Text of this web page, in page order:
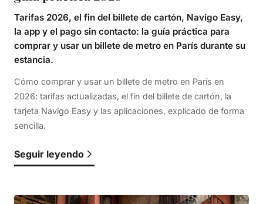
Tarifas 2026, el fin del billete de cartón, Navigo Easy,
la app y el pago sin contacto: la guía práctica para
comprar y usar un billete de metro en París durante su
estancia.
Cómo comprar y usar un billete de metro en París en
2026: tarifas actualizadas, el fin del billete de cartón, la
tarjeta Navigo Easy y las aplicaciones, explicado de forma
sencilla.
Seguir leyendo